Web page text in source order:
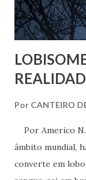
Por CANTEIRO
Por Americo
âmbito mundial,
converte em